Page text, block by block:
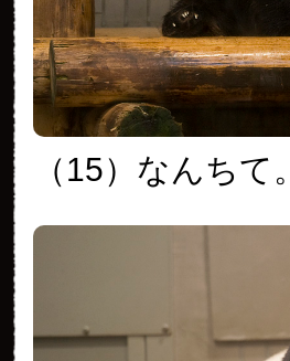
（15）なんちて。